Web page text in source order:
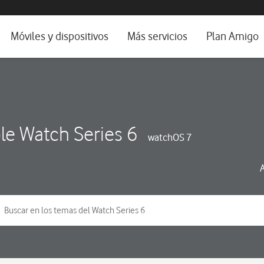
e idioma
Móviles y dispositivos Más servicios Plan Amigo
Watch Series 6 watchOS 7